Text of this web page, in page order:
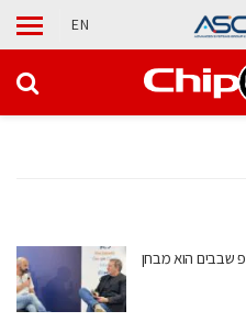
EN
שבבים הוא מבחן